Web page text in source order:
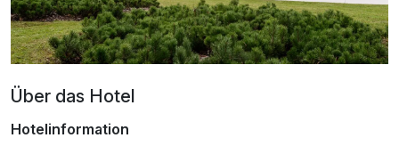
Über das Hotel
Hotelinformation